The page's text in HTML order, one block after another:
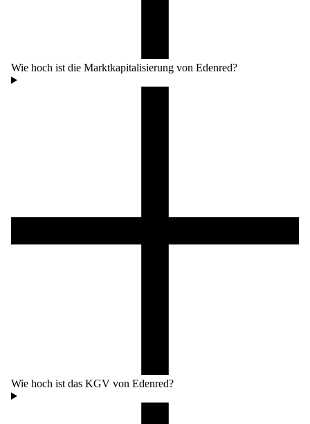
Wie hoch ist die Marktkapitalisierung von Edenred?
Wie hoch ist das KGV von Edenred?